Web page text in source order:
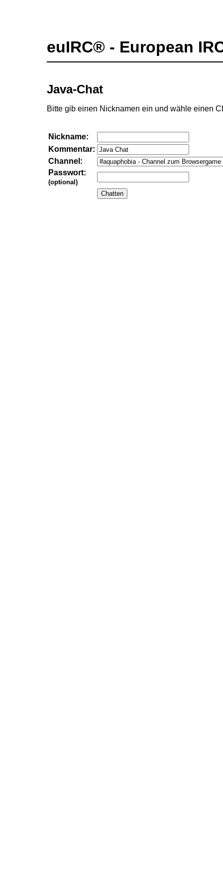
euIRC® - European
Java-Chat
Bitte gib einen Nicknamen ein und wähle einen
Nickname:
Kommentar:
Channel:
Passwort:
(optional)